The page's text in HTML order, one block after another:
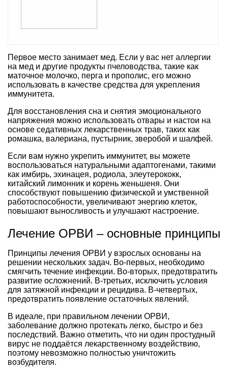
Первое место занимает мед. Если у вас нет аллергии
на мед и другие продукты пчеловодства, такие как
маточное молочко, перга и прополис, его можно
использовать в качестве средства для укрепления
иммунитета.
Для восстановления сна и снятия эмоционального
напряжения можно использовать отвары и настои на
основе седативных лекарственных трав, таких как
ромашка, валериана, пустырник, зверобой и шалфей.
Если вам нужно укрепить иммунитет, вы можете
воспользоваться натуральными адаптогенами, такими
как имбирь, эхинацея, родиола, элеутерококк,
китайский лимонник и корень женьшеня. Они
способствуют повышению физической и умственной
работоспособности, увеличивают энергию клеток,
повышают выносливость и улучшают настроение.
Лечение ОРВИ – основные принципы
Принципы лечения ОРВИ у взрослых основаны на
решении нескольких задач. Во-первых, необходимо
смягчить течение инфекции. Во-вторых, предотвратить
развитие осложнений. В-третьих, исключить условия
для затяжной инфекции и рецидива. В-четвертых,
предотвратить появление остаточных явлений.
В идеале, при правильном лечении ОРВИ,
заболевание должно протекать легко, быстро и без
последствий. Важно отметить, что ни один простудный
вирус не поддаётся лекарственному воздействию,
поэтому невозможно полностью уничтожить
возбудителя.